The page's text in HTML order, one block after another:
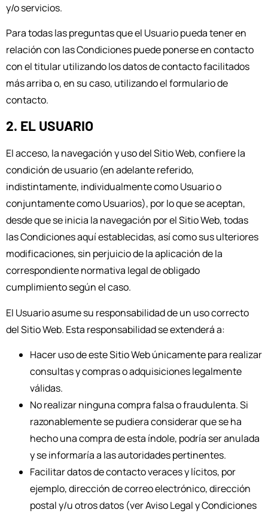
y/o servicios.
Para todas las preguntas que el Usuario pueda tener en
relación con las Condiciones puede ponerse en contacto
con el titular utilizando los datos de contacto facilitados
más arriba o, en su caso, utilizando el formulario de
contacto.
2. EL USUARIO
El acceso, la navegación y uso del Sitio Web, confiere la
condición de usuario (en adelante referido,
indistintamente, individualmente como Usuario o
conjuntamente como Usuarios), por lo que se aceptan,
desde que se inicia la navegación por el Sitio Web, todas
las Condiciones aquí establecidas, así como sus ulteriores
modificaciones, sin perjuicio de la aplicación de la
correspondiente normativa legal de obligado
cumplimiento según el caso.
El Usuario asume su responsabilidad de un uso correcto
del Sitio Web. Esta responsabilidad se extenderá a:
Hacer uso de este Sitio Web únicamente para realizar
consultas y compras o adquisiciones legalmente
válidas.
No realizar ninguna compra falsa o fraudulenta. Si
razonablemente se pudiera considerar que se ha
hecho una compra de esta índole, podría ser anulada
y se informaría a las autoridades pertinentes.
Facilitar datos de contacto veraces y lícitos, por
ejemplo, dirección de correo electrónico, dirección
postal y/u otros datos (ver Aviso Legal y Condiciones